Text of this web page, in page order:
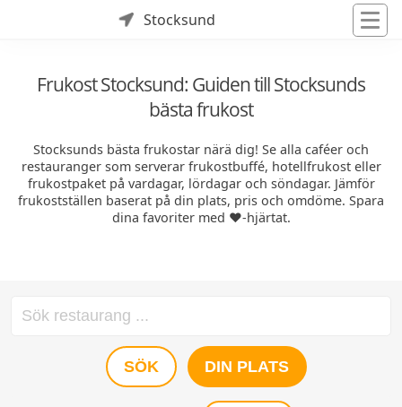
Stocksund
Frukost Stocksund: Guiden till Stocksunds
bästa frukost
Stocksunds bästa frukostar närä dig! Se alla caféer och
restauranger som serverar frukostbuffé, hotellfrukost eller
frukostpaket på vardagar, lördagar och söndagar. Jämför
frukostställen baserat på din plats, pris och omdöme. Spara
dina favoriter med ❤️-hjärtat.
SÖK DIN PLATS